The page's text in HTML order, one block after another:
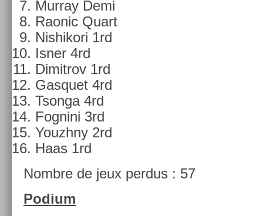
Mur­ray Demi
Raonic Quart
Nis­hikori 1rd
Isner 4rd
Di­mit­rov 1rd
Gas­quet 4rd
Tson­ga 4rd
Fog­nini 3rd
Youzhny 2rd
Haas 1rd
Nombre de jeux per­dus : 57
Podium